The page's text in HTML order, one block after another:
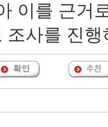
이를 근거
조사를 진행